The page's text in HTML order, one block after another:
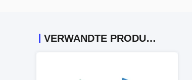
VERWANDTE PRODUKTE